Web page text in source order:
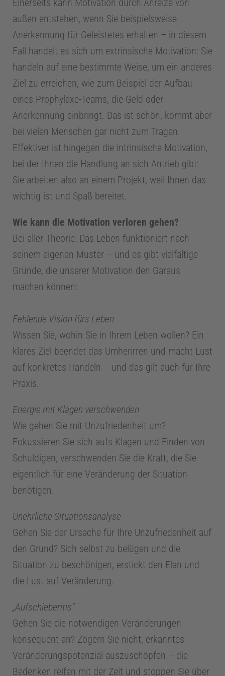
Z
a
h
n
m
d
i
z
i
n
Einerseits kann Motivation durch Anreize von
außen entstehen, wenn Sie beispielsweise
Anerkennung für Geleistetes erhalten – in diesem
Fall handelt es sich um extrinsische Motivation: Sie
handeln auf eine bestimmte Weise, um ein anderes
Ziel zu erreichen, wie zum Beispiel der Aufbau
eines Prophylaxe-Teams, die Geld oder
Anerkennung einbringt. Das ist schön, kommt aber
bei vielen Menschen gar nicht zum Tragen.
Effektiver ist hingegen die intrinsische Motivation,
bei der Ihnen die Handlung an sich Antrieb gibt:
Sie arbeiten also an einem Projekt, weil Ihnen das
wichtig ist und Spaß bereitet.
Wie kann die Motivation verloren gehen?
Bei aller Theorie: Das Leben funktioniert nach
seinem eigenen Muster – und es gibt vielfältige
Gründe, die unserer Motivation den Garaus
machen können:
Fehlende Vision fürs Leben
Wissen Sie, wohin Sie in Ihrem Leben wollen? Ein
klares Ziel beendet das Umherirren und macht Lust
auf konkretes Handeln – und das gilt auch für Ihre
Praxis.
Energie mit Klagen verschwenden
Wie gehen Sie mit Unzufriedenheit um?
Fokussieren Sie sich aufs Klagen und Finden von
Schuldigen, verschwenden Sie die Kraft, die Sie
eigentlich für eine Veränderung der Situation
benötigen.
Unehrliche Situationsanalyse
Gehen Sie der Ursache für Ihre Unzufriedenheit auf
den Grund? Sich selbst zu belügen und die
Situation zu beschönigen, erstickt den Elan und
die Lust auf Veränderung.
„Aufschieberitis“
Gehen Sie die notwendigen Veränderungen
konsequent an? Zögern Sie nicht, erkanntes
Veränderungspotenzial auszuschöpfen – die
Bedenken reifen mit der Zeit und stoppen Sie über